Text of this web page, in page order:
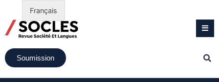
Soumission
Français